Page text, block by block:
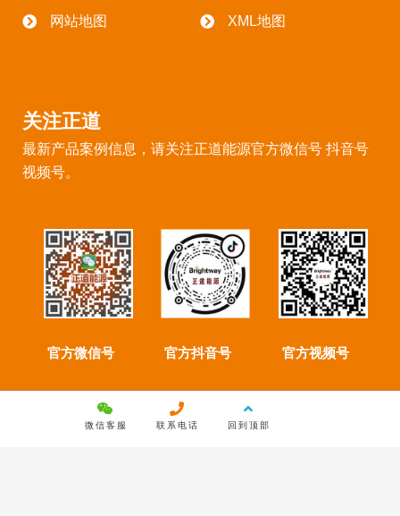
网站地图
XML地图
关注正道
最新产品案例信息，请关注正道能源官方微信号 抖音号
视频号。
官方微信号 官方抖音号 官方视频号
Copyright © 2022 陕西正道能源装备制造有限公司 版权所有 |
微信客服 联系电话 回到顶部